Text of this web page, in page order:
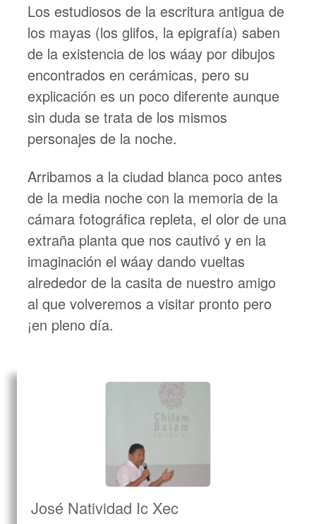
Los estudiosos de la escritura antigua de
los mayas (los glifos, la epigrafía) saben
de la existencia de los wáay por dibujos
encontrados en cerámicas, pero su
explicación es un poco diferente aunque
sin duda se trata de los mismos
personajes de la noche.
Arribamos a la ciudad blanca poco antes
de la media noche con la memoria de la
cámara fotográfica repleta, el olor de una
extraña planta que nos cautivó y en la
imaginación el wáay dando vueltas
alrededor de la casita de nuestro amigo
al que volveremos a visitar pronto pero
¡en pleno día.
José Natividad Ic Xec